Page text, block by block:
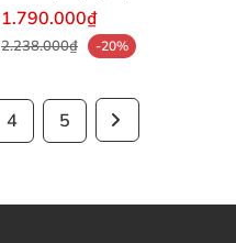
1.790.000₫
2.238.000₫ -20%
4 5